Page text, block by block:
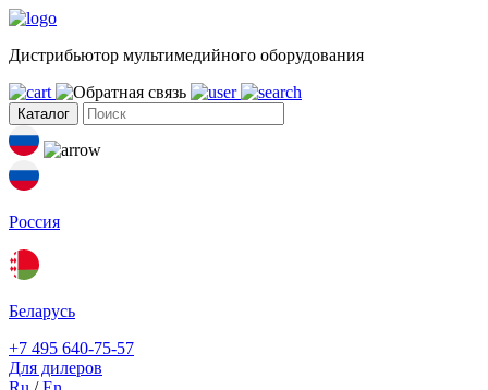
Дистрибьютор мультимедийного оборудования
Каталог
Россия
Беларусь
+7 495 640-75-57
Для дилеров